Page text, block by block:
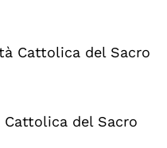
Cattolica del Sacro
Cattolica del Sacro